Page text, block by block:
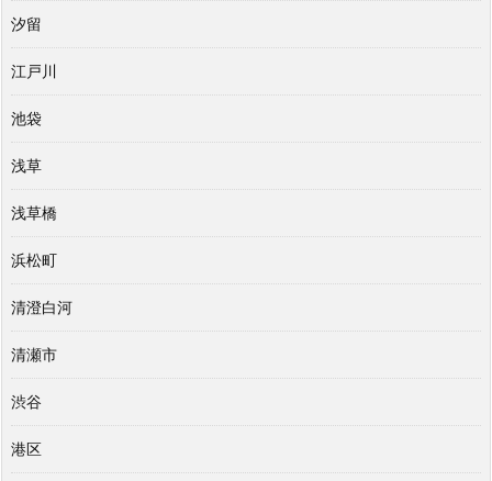
汐留
江戸川
池袋
浅草
浅草橋
浜松町
清澄白河
清瀬市
渋谷
港区